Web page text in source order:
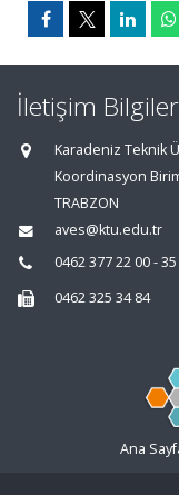
İletişim
Karadeniz Teknik
Koordinasyon
TRABZON
aves@ktu.edu.tr
0462 377 22 00 -
0462 325 34 84
Ana